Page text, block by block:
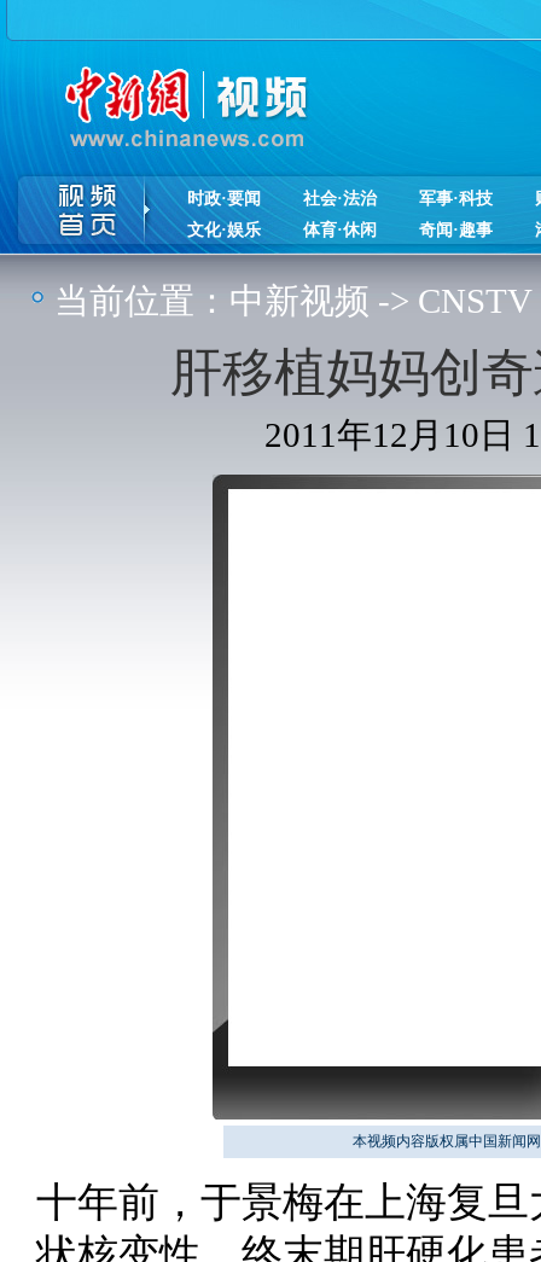
时政·要闻 社会·法治 军事·科技
文化·娱乐
体育·休闲 奇闻·趣事
当前位置： 中新视频 -> CNSTV
肝移植妈妈创
2011年12月10
本视频内容版权属中国新闻
十年前，于景梅在上海复